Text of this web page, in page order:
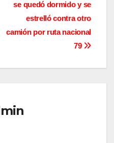
se quedó dormido y se
estrelló contra otro
camión por ruta nacional
79